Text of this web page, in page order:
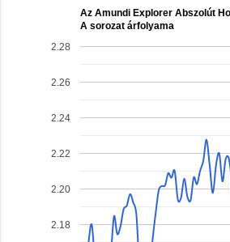
Az Amundi Explorer Abszolút
A sorozat árfolyama
2.18
2.20
2.22
2.24
2.26
2.28